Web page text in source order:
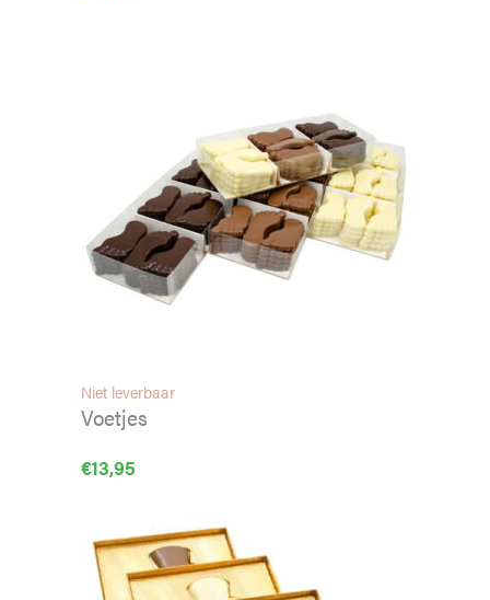
Niet leverbaar
Voetjes
€13,95